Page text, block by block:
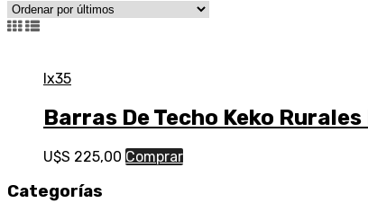
Ix35
Barras De Techo Keko
U$S 225,00 Comprar
Categorías